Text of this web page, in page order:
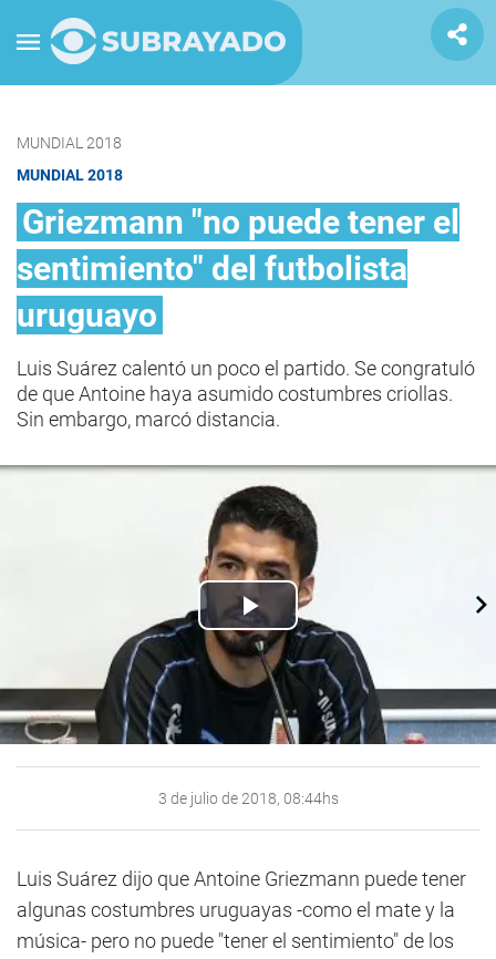
MUNDIAL 2018
MUNDIAL 2018
Griezmann "no puede tener el
sentimiento" del futbolista
uruguayo
Luis Suárez calentó un poco el partido. Se congratuló
de que Antoine haya asumido costumbres criollas.
Sin embargo, marcó distancia.
Play
Video
3 de julio de 2018, 08:44hs
Luis Suárez dijo que Antoine Griezmann puede tener
algunas costumbres uruguayas -como el mate y la
música- pero no puede "tener el sentimiento" de los